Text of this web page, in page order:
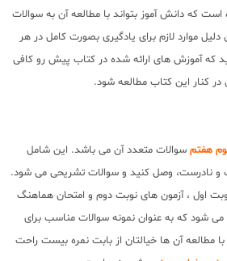
که دانش آموز بتواند با مطالعه آن به سوالات
موارد لازم برای یادگیری بصورت کامل در هر
آموزش های ارائه شده در کتاب پیش رو کافی
کنار این کتاب مطالعه شود.
هفتم سوالات متعدد آن می باشد. این شامل
و نادرست، وصل کنید و سوالات تشریحی می شود.
اول ، آزمون های نوبت دوم و امتحان هماهنگ
شهر تهران در خردادماه سال95 می شود که به عنوان نمونه سوالات مناسب برای
مطالعه آن ها خیالتان از بابت نمره بیست راحت